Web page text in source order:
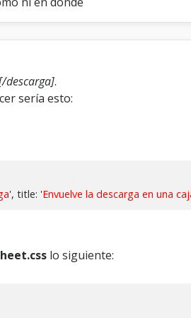
o
t
T
descarga].
sería esto:
', title: 'Envuelve la descarga en una
lo siguiente: